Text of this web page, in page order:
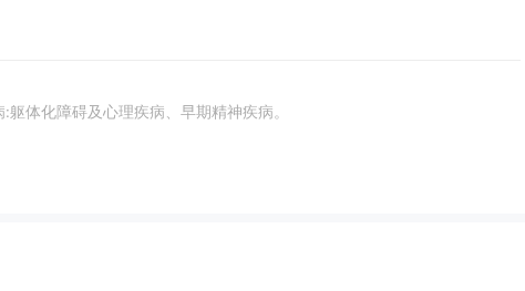
体化障碍及心理疾病、早期精神疾病。